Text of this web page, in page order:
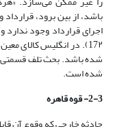
باشد، از بین برود،
17۲). در انگلیس کالای
شده باشد. بحث تلف قسمتی
شده است.
2-3 - قوه قاهره